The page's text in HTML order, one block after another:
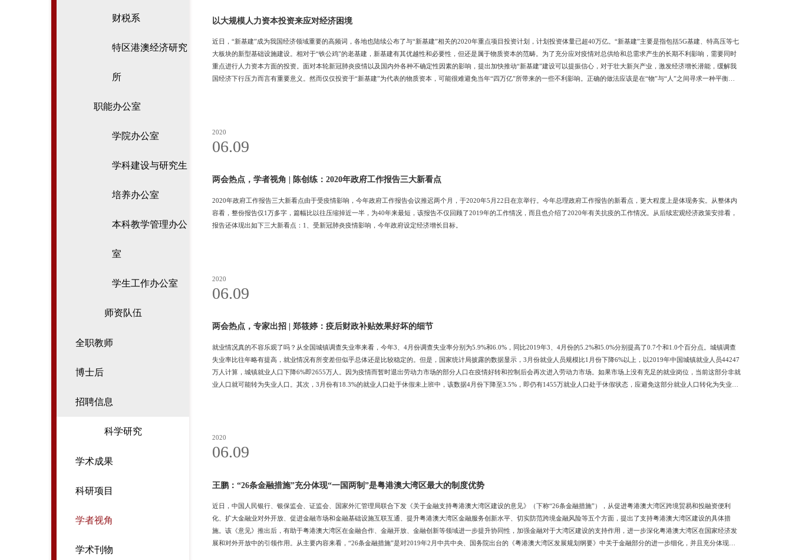
财税系
特区港澳经济研究
所
职能办公室
学院办公室
学科建设与研究生
培养办公室
本科教学管理办公
室
学生工作办公室
师资队伍
全职教师
博士后
招聘信息
科学研究
学术成果
科研项目
学者视角
学术刊物
以大规模人力资本投资来应对经济困境
近日，“新基建”成为我国经济领域重要的高频词，各地也陆续公布了与“新基建”相关的2020年重点项目投资计划，计划投资体量已超40万亿。“新基建”主要是指包括5G基建、特高压等七
大板块的新型基础设施建设。相对于“铁公鸡”的老基建，新基建有其优越性和必要性，但还是属于物质资本的范畴。为了充分应对疫情对总供给和总需求产生的长期不利影响，需要同时
重点进行人力资本方面的投资。面对本轮新冠肺炎疫情以及国内外各种不确定性因素的影响，提出加快推动“新基建”建设可以提振信心，对于壮大新兴产业，激发经济增长潜能，缓解我
国经济下行压力而言有重要意义。然而仅仅投资于“新基建”为代表的物质资本，可能很难避免当年“四万亿”所带来的一些不利影响。正确的做法应该是在“物”与“人”之间寻求一种平衡，
2020
06.09
两会热点，学者视角 | 陈创练：2020年政府工作报告三大新看点
2020年政府工作报告三大新看点由于受疫情影响，今年政府工作报告会议推迟两个月，于2020年5月22日在京举行。今年总理政府工作报告的新看点，更大程度上是体现务实。从整体内
容看，整份报告仅1万多字，篇幅比以往压缩掉近一半，为40年来最短，该报告不仅回顾了2019年的工作情况，而且也介绍了2020年有关抗疫的工作情况。从后续宏观经济政策安排看，
报告还体现出如下三大新看点：1、受新冠肺炎疫情影响，今年政府设定经济增长目标。
2020
06.09
两会热点，专家出招 | 郑筱婷：疫后财政补贴效果好坏的细节
就业情况真的不容乐观了吗？从全国城镇调查失业率来看，今年3、4月份调查失业率分别为5.9%和6.0%，同比2019年3、4月份的5.2%和5.0%分别提高了0.7个和1.0个百分点。城镇调查
失业率比往年略有提高，就业情况有所变差但似乎总体还是比较稳定的。但是，国家统计局披露的数据显示，3月份就业人员规模比1月份下降6%以上，以2019年中国城镇就业人员44247
万人计算，城镇就业人口下降6%即2655万人。因为疫情而暂时退出劳动力市场的部分人口在疫情好转和控制后会再次进入劳动力市场。如果市场上没有充足的就业岗位，当前这部分非就
业人口就可能转为失业人口。其次，3月份有18.3%的就业人口处于休假未上班中，该数据4月份下降至3.5%，即仍有1455万就业人口处于休假状态，应避免这部分就业人口转化为失业人
2020
06.09
王鹏：“26条金融措施”充分体现“一国两制”是粤港澳大湾区最大的制度优势
近日，中国人民银行、银保监会、证监会、国家外汇管理局联合下发《关于金融支持粤港澳大湾区建设的意见》（下称“26条金融措施”），从促进粤港澳大湾区跨境贸易和投融资便利
化、扩大金融业对外开放、促进金融市场和金融基础设施互联互通、提升粤港澳大湾区金融服务创新水平、切实防范跨境金融风险等五个方面，提出了支持粤港澳大湾区建设的具体措
施。该《意见》推出后，有助于粤港澳大湾区在金融合作、金融开放、金融创新等领域进一步提升协同性，加强金融对于大湾区建设的支持作用，进一步深化粤港澳大湾区在国家经济发
展和对外开放中的引领作用。从主要内容来看，“26条金融措施”是对2019年2月中共中央、国务院出台的《粤港澳大湾区发展规划纲要》中关于金融部分的进一步细化，并且充分体现